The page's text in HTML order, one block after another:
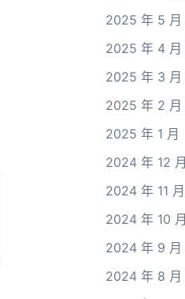
2025 年 5 月
2025 年 4 月
2025 年 3 月
2025 年 2 月
2025 年 1 月
2024 年 12 月
2024 年 11 月
2024 年 10 月
2024 年 9 月
2024 年 8 月